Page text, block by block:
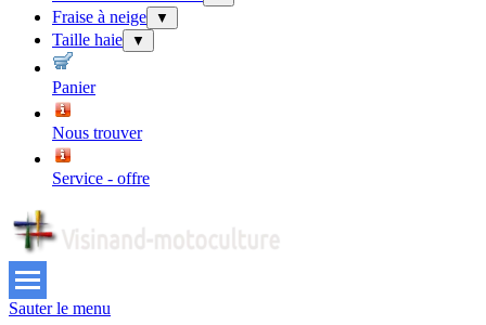
Fraise à neige ▼
Taille haie ▼
Panier
Nous trouver
Service - offre
Sauter le menu